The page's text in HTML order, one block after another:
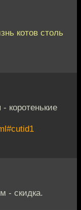
котов столь
коротенькие
- скидка.